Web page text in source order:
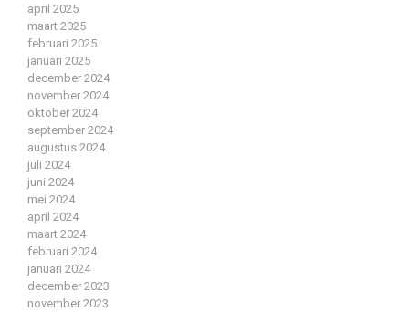
april 2025
maart 2025
februari 2025
januari 2025
december 2024
november 2024
oktober 2024
september 2024
augustus 2024
juli 2024
juni 2024
mei 2024
april 2024
maart 2024
februari 2024
januari 2024
december 2023
november 2023